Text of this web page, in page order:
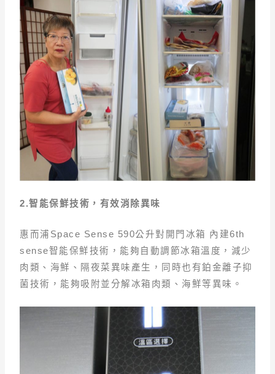
2.智能保鮮技術，有效消除異味
惠而浦Space Sense 590公升對開門冰箱 內建6th
sense智能保鮮技術，能夠自動調節冰箱溫度，減少
肉類、海鮮、隔夜菜異味產生，同時也有鉑金離子抑
菌技術，能夠吸附並分解冰箱肉類、海鮮等異味。